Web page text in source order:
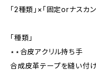
「2種類」×「固定orナスカ
「種類」
⋆⋆合皮アクリル持ち手
合成皮革テープを縫い付